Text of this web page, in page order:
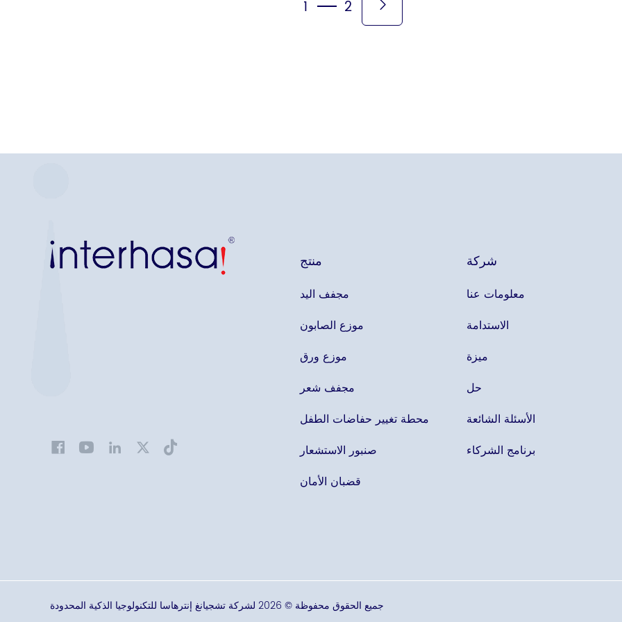
1 2
منتج
مجفف اليد
موزع الصابون
موزع ورق
مجفف شعر
محطة تغيير حفاضات الطفل
صنبور الاستشعار
قضبان الأمان
شركة
معلومات عنا
الاستدامة
ميزة
حل
الأسئلة الشائعة
برنامج الشركاء
جميع الحقوق محفوظة © 2026 لشركة تشجيانغ إنترهاسا للتكنولوجيا الذكية المحدودة